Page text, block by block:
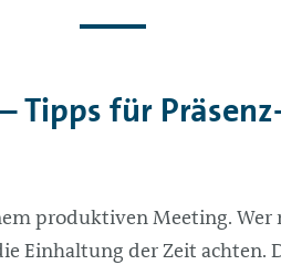
Tipps für
produktiven Meeting.
Einhaltung der Zeit achten.